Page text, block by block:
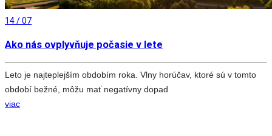
14 / 07
Ako nás ovplyvňuje počasie v lete
Leto je najteplejším obdobím roka. Vlny horúčav, ktoré sú v tomto
období bežné, môžu mať negatívny dopad
viac